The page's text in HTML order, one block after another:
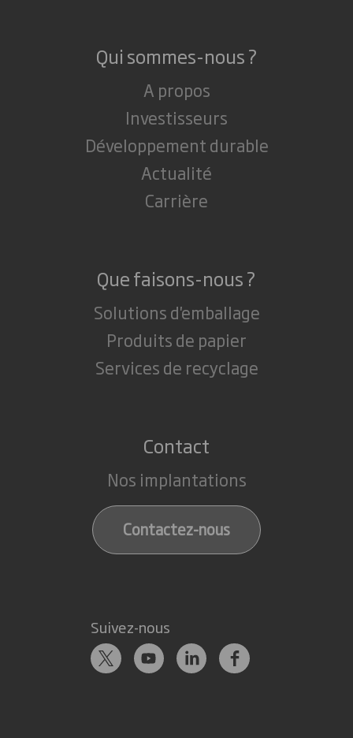
Qui sommes-nous ?
A propos
Investisseurs
Développement durable
Actualité
Carrière
Que faisons-nous ?
Solutions d'emballage
Produits de papier
Services de recyclage
Contact
Nos implantations
Contactez-nous
Suivez-nous